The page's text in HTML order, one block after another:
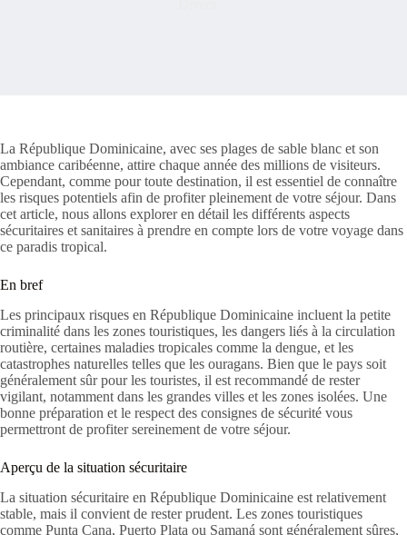
La République Dominicaine, avec ses plages de sable blanc et son
ambiance caribéenne, attire chaque année des millions de visiteurs.
Cependant, comme pour toute destination, il est essentiel de connaître
les risques potentiels afin de profiter pleinement de votre séjour. Dans
cet article, nous allons explorer en détail les différents aspects
sécuritaires et sanitaires à prendre en compte lors de votre voyage dans
ce paradis tropical.
En bref
Les principaux risques en République Dominicaine incluent la petite
criminalité dans les zones touristiques, les dangers liés à la circulation
routière, certaines maladies tropicales comme la dengue, et les
catastrophes naturelles telles que les ouragans. Bien que le pays soit
généralement sûr pour les touristes, il est recommandé de rester
vigilant, notamment dans les grandes villes et les zones isolées. Une
bonne préparation et le respect des consignes de sécurité vous
permettront de profiter sereinement de votre séjour.
Aperçu de la situation sécuritaire
La situation sécuritaire en République Dominicaine est relativement
stable, mais il convient de rester prudent. Les zones touristiques
comme Punta Cana, Puerto Plata ou Samaná sont généralement sûres,